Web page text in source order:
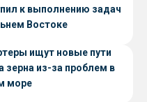
к выполнению задач
Востоке
ищут новые пути
зерна из-за проблем в
море